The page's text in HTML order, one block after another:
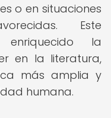
o en situaciones
Este
la
en la literatura,
más amplia y
humana.